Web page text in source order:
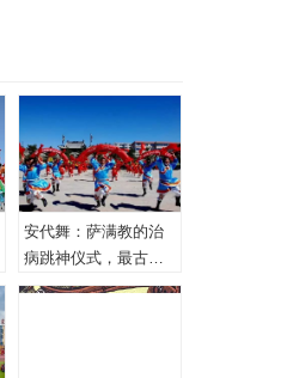
安代舞：萨满教的治
病跳神仪式，最古老
的心理治疗！